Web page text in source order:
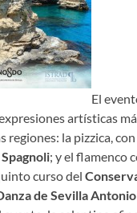
El
artísticas
regiones: la pizzica, con
; y el flamenco
curso del
de Sevilla